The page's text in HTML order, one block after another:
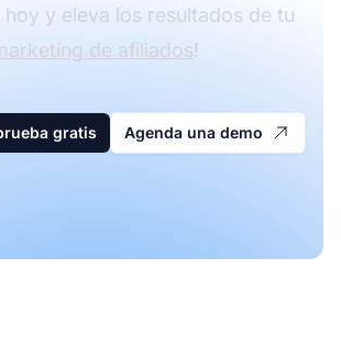
hoy y eleva los resultados de tu
de afiliados!
gratis Agenda una demo